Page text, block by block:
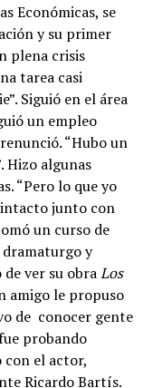
Económicas, se
y su primer
plena crisis
tarea casi
Siguió en el área
un empleo
“Hubo un
Hizo algunas
“Pero lo que yo
intacto junto con
un curso de
y
ver su obraLos
amigo le propuso
de conocer gente
probando
con el actor,
Ricardo Bartís.